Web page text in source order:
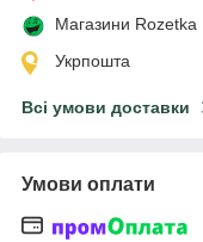
Магазини Rozetka
Укрпошта
Всі умови доставки
Умови оплати